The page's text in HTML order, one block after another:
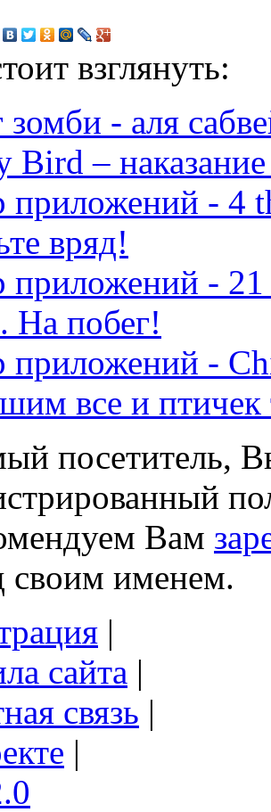
взглянуть:
зомби - аля
Bird –
приложений - 4
вряд!
приложений - 21
На побег!
приложений -
все и птичек
посетитель,
Вам
своим именем.
|
сайта |
связь |
|